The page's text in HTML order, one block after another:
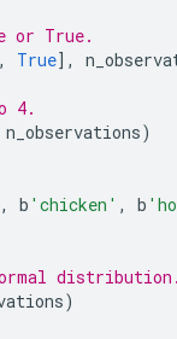
or True.
, True],
4.
n_observations)
, b 'chicken' , b
)